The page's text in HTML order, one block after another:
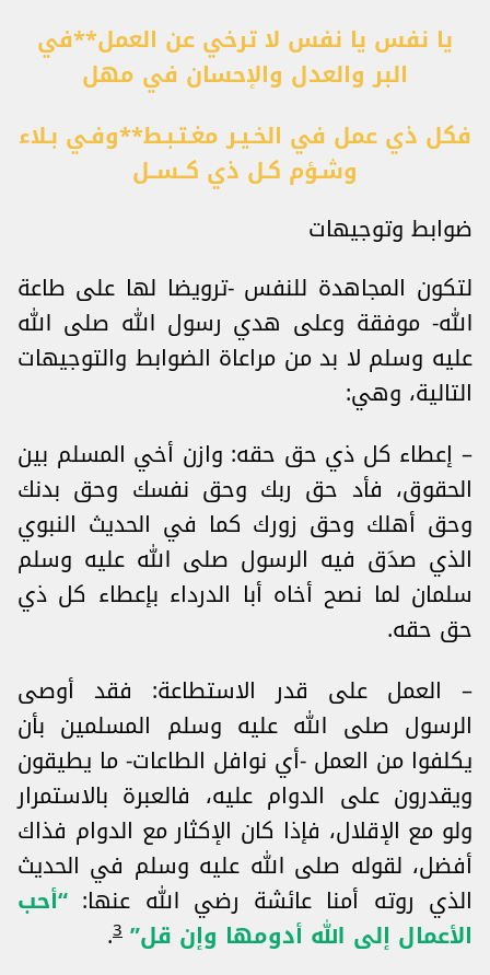
يا نفس يا نفس لا ترخي عن العمل**في
البر والعدل والإحسان في مهل
فكل ذي عمل في الخـيـر مغـتـبـط**وفـي بـلاء
وشـؤم كـل ذي كــســل
ضوابط وتوجيهات
لتكون المجاهدة للنفس -ترويضا لها على طاعة
الله- موفقة وعلى هدي رسول الله صلى الله
عليه وسلم لا بد من مراعاة الضوابط والتوجيهات
التالية، وهي:
– إعطاء كل ذي حق حقه: وازن أخي المسلم بين
الحقوق، فأد حق ربك وحق نفسك وحق بدنك
وحق أهلك وحق زورك كما في الحديث النبوي
الذي صدَق فيه الرسول صلى الله عليه وسلم
سلمان لما نصح أخاه أبا الدرداء بإعطاء كل ذي
حق حقه.
– العمل على قدر الاستطاعة: فقد أوصى
الرسول صلى الله عليه وسلم المسلمين بأن
يكلفوا من العمل -أي نوافل الطاعات- ما يطيقون
ويقدرون على الدوام عليه، فالعبرة بالاستمرار
ولو مع الإقلال، فإذا كان الإكثار مع الدوام فذاك
أفضل، لقوله صلى الله عليه وسلم في الحديث
الذي روته أمنا عائشة رضي الله عنها: “أحب
الأعمال إلى الله أدومها وإن قل” 3
.